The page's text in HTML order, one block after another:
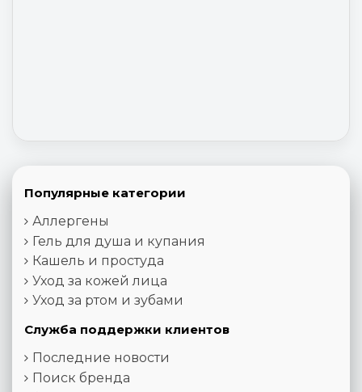
Популярные категории
Аллергены
Гель для душа и купания
Кашель и простуда
Уход за кожей лица
Уход за ртом и зубами
Служба поддержки клиентов
Последние новости
Поиск бренда